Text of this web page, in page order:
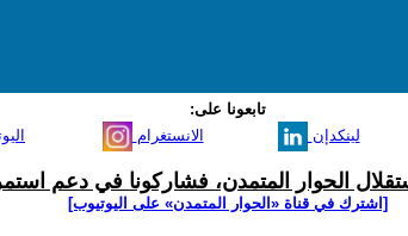
تابعونا على:
الانستغرام لينكدإن
الحوار المتمدن، فشاركونا في دعم
[اشترك في قناة ‫«الحوار المتمدن» على اليوتيوب]